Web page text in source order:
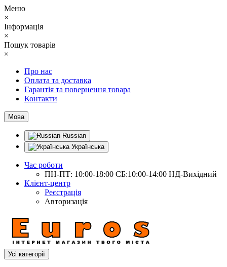
Меню
×
Інформація
×
Пошук товарів
×
Про нас
Оплата та доставка
Гарантія та повернення товара
Контакти
Мова
Russian
Українська
Час роботи
ПН-ПТ: 10:00-18:00 СБ:10:00-14:00 НД-Вихідний
Клієнт-центр
Реєстрація
Авторизація
Усі категорії